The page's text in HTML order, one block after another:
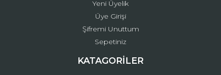
Yeni Üyelik
Üye Girişi
Şifremi Unuttum
Sepetiniz
KATAGORİLER